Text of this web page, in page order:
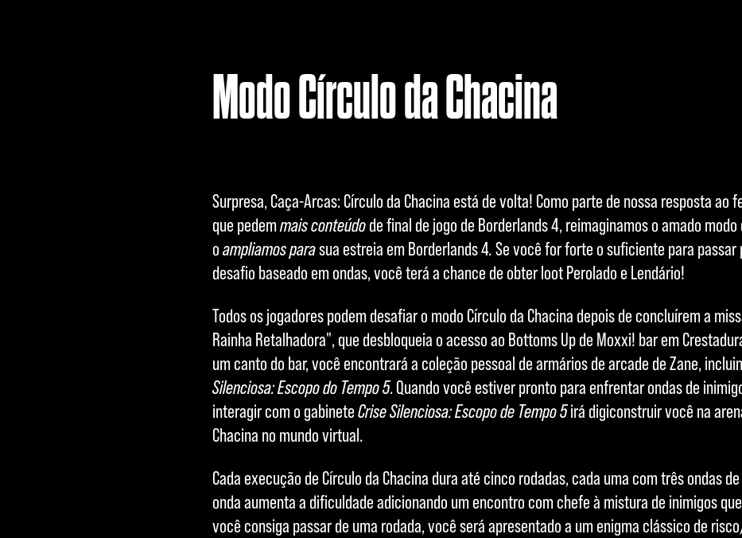
Modo Círculo da Chacina
Surpresa, Caça-Arcas: Círculo da Chacina está de volta! Como parte de nossa resposta ao
que pedemmais conteúdode final de jogo de Borderlands 4, reimaginamos o amado modo
oampliamos parasua estreia em Borderlands 4.Se você for forte o suficiente para passar
desafio baseado em ondas, você terá a chance de obter loot Perolado e Lendário!
Todos os jogadores podem desafiar o modo Círculo da Chacina depois de concluírem a
Rainha Retalhadora", que desbloqueia o acesso ao Bottoms Up de Moxxi! bar em
um canto do bar, você encontrará a coleção pessoal de armários de arcade de Zane,
Silenciosa: Escopo do Tempo 5. Quando você estiver pronto para enfrentar ondas de
interagir com o gabineteCrise Silenciosa: Escopo de Tempo 5irá digiconstruir você na
Chacina no mundo virtual.
Cada execução de Círculo da Chacina dura até cinco rodadas, cada uma com três ondas
onda aumenta a dificuldade adicionando um encontro com chefe à mistura de inimigos
você consiga passar de uma rodada, você será apresentado a um enigma clássico de